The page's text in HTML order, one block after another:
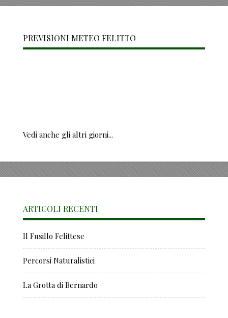
PREVISIONI METEO FELITTO
Vedi anche gli altri giorni...
ARTICOLI RECENTI
Il Fusillo Felittese
Percorsi Naturalistici
La Grotta di Bernardo